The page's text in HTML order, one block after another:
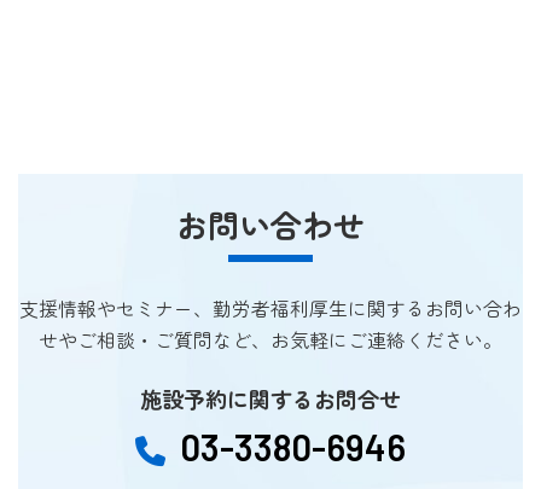
お問い合わせ
支援情報やセミナー、勤労者福利厚生に関するお問い合わ
せやご相談・ご質問など、お気軽にご連絡ください。
施設予約に関するお問合せ
03-3380-6946